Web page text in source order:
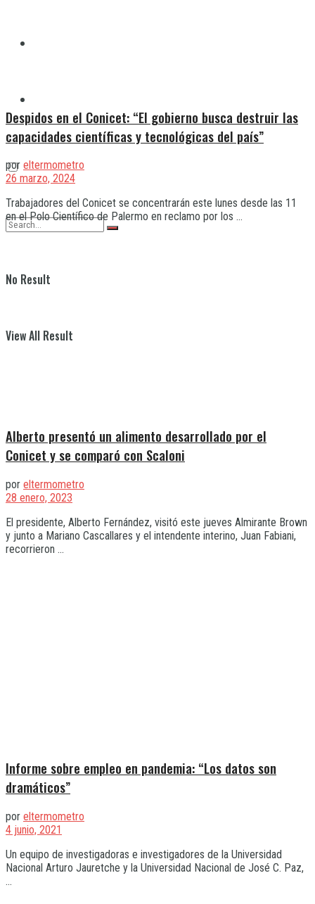
No Result
View All Result
Despidos en el Conicet: “El gobierno busca destruir las
capacidades científicas y tecnológicas del país”
por eltermometro
26 marzo, 2024
Trabajadores del Conicet se concentrarán este lunes desde las 11
en el Polo Científico de Palermo en reclamo por los ...
Alberto presentó un alimento desarrollado por el
Conicet y se comparó con Scaloni
por eltermometro
28 enero, 2023
El presidente, Alberto Fernández, visitó este jueves Almirante Brown
y junto a Mariano Cascallares y el intendente interino, Juan Fabiani,
recorrieron ...
Informe sobre empleo en pandemia: “Los datos son
dramáticos”
por eltermometro
4 junio, 2021
Un equipo de investigadoras e investigadores de la Universidad
Nacional Arturo Jauretche y la Universidad Nacional de José C. Paz,
...